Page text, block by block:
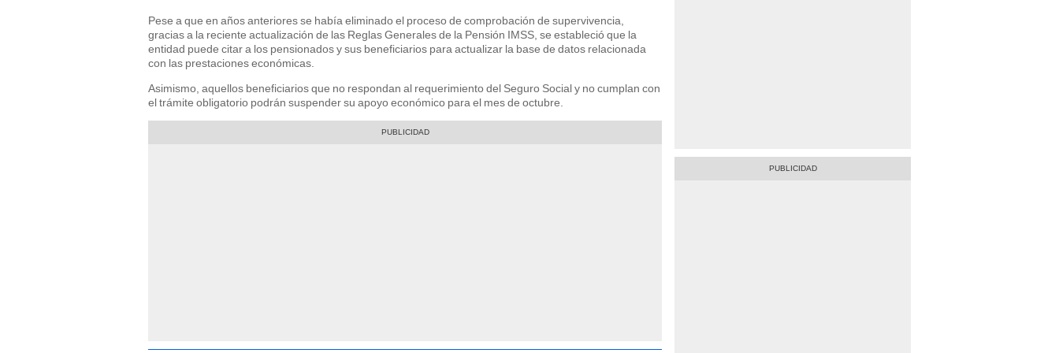
Pese a que en años anteriores se había eliminado el proceso de comprobación de supervivencia,
gracias a la reciente actualización de las Reglas Generales de la Pensión IMSS, se estableció que la
entidad puede citar a los pensionados y sus beneficiarios para actualizar la base de datos relacionada
con las prestaciones económicas.
Asimismo, aquellos beneficiarios que no respondan al requerimiento del Seguro Social y no cumplan con
el trámite obligatorio podrán suspender su apoyo económico para el mes de octubre.